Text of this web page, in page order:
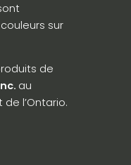
sur
de
au
l’Ontario.